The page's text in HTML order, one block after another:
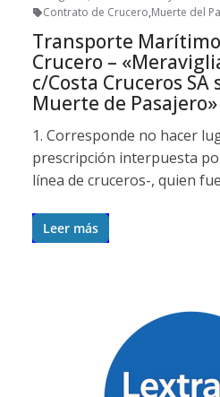
Contrato de Crucero,Muerte del
Transporte
Crucero –
c/Costa Cruceros SA
Muerte de Pasajero»
1. Corresponde no hacer
prescripción interpuesta
línea de cruceros-, quien
Leer más